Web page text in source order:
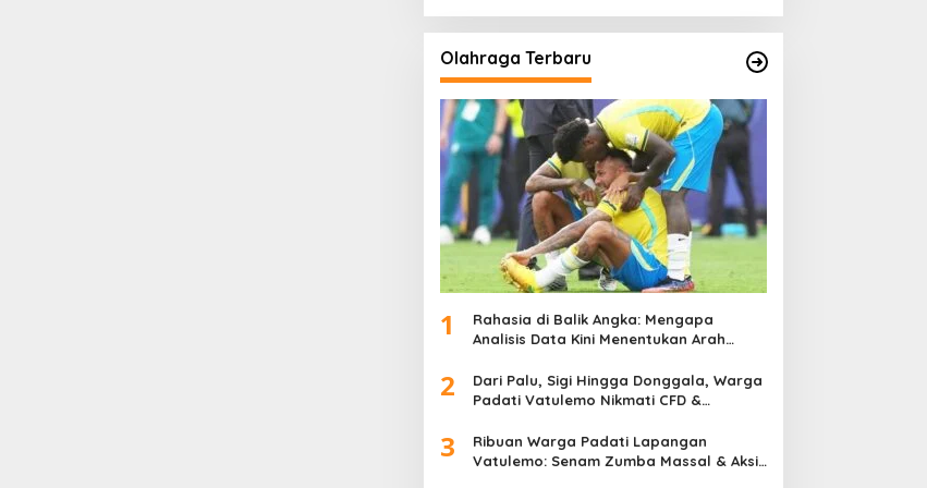
Olahraga Terbaru
1
Rahasia di Balik Angka: Mengapa
Analisis Data Kini Menentukan Arah
2
Dari Palu, Sigi Hingga Donggala, Warga
Padati Vatulemo Nikmati CFD &
3
Ribuan Warga Padati Lapangan
Vatulemo: Senam Zumba Massal & Aksi